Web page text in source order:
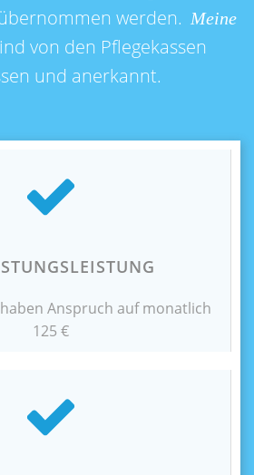
werden. Meine
von den Pflegekassen
und anerkannt.
Anspruch auf monatlich
125 €